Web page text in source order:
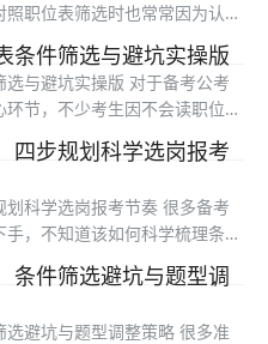
职位表筛选时也常常因为认知
会。本文是粉笔整理的公考选
的考生参考使用，全文围绕职
条件筛选与避坑实操版
与避坑实操版 对于备考公考
节，不少考生因不会读职位
多年选岗指导经验整理的实操
生，从资质梳理、岗位筛选、
四步规划科学选岗报考
科学选岗报考节奏 很多备考
，不知道该如何科学梳理条
错过合适机会。本文是粉笔结
岗节奏规划指南，适合所有备
条件筛选避坑与题型调
避坑与题型调整策略 很多准